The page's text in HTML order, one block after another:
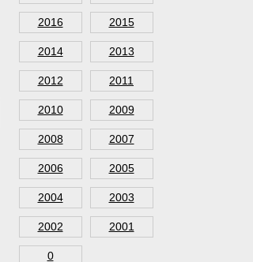
2016 2015
2014 2013
2012 2011
2010 2009
2008 2007
2006 2005
2004 2003
2002 2001
0